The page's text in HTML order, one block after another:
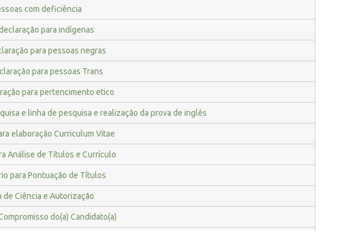
com deficiência
para indígenas
para pessoas negras
para pessoas Trans
para pertencimento etico
e linha de pesquisa e realização da prova de inglês
elaboração Curriculum Vitae
Análise de Títulos e Currículo
para Pontuação de Títulos
de Ciência e Autorização
do(a) Candidato(a)